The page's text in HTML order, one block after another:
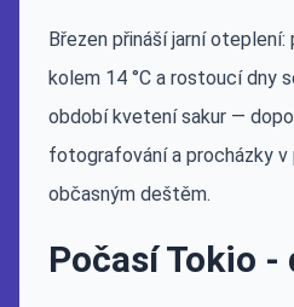
Březen přináší jarní oteplení:
kolem 14 °C a rostoucí dny
období kvetení sakur —
fotografování a procházky
občasným deštěm.
Počasí Tokio -